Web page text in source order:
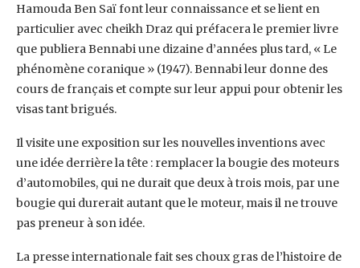
Hamouda Ben Saï font leur connaissance et se lient en
particulier ‎avec cheikh Draz qui préfacera le premier livre
que publiera Bennabi une dizaine d’années ‎plus tard, « Le
phénomène coranique » (1947). Bennabi leur donne des
cours de français et ‎compte sur leur appui pour obtenir les
visas tant brigués. ‎
Il visite une exposition sur les nouvelles inventions avec
une idée derrière la tête : remplacer ‎la bougie des moteurs
d’automobiles, qui ne durait que deux à trois mois, par une
bougie qui ‎durerait autant que le moteur, mais il ne trouve
pas preneur à son idée.‎
La presse internationale fait ses choux gras de l’histoire de